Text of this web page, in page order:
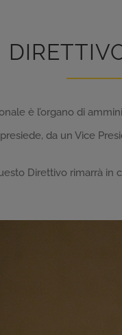
è l’organo di
da un Vice
Direttivo rimarrà in